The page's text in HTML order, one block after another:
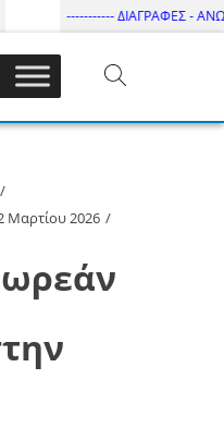
----------- ΔΙΑΓΡΑΦΕΣ -
– ΔΙ.ΠΑ.Ε
Μαρτίου 2026